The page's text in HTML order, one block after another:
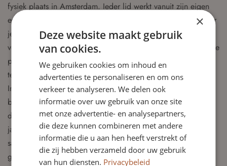
fysiek plaats in Amsterdam. Ieder lid werkt vanuit zijn eigen
expertise en houdt toezicht op het beleid. Daarnaast evalueer
je met elkaar het eigen functioneren. De benoeming tot lid is
voor 4 jaar met mogelijkheid tot verlenging van 2 aanvullende
periodes. Je ontvangt een vacatievergoeding. Om de doelen
te behalen, werken we integer met elkaar samen.
In de statuten is vastgelegd dat de Raad van Toezicht het
beleid van de Directeur | Bestuurder toetst, onder andere
door middel van de goedkeuring van de begroting en de
jaarcijfers. Beleidsvoornemens aangaande
samenwerkingsrelaties van enige omvang moeten ook de
goedkeuring door de Raad van Toezicht krijgen. Daarnaast
×
Deze website maakt gebruik
van cookies.
We gebruiken cookies om inhoud en
advertenties te personaliseren en om ons
verkeer te analyseren. We delen ook
informatie over uw gebruik van onze site
met onze advertentie- en analysepartners,
die deze kunnen combineren met andere
informatie die u aan hen heeft verstrekt of
die zij hebben verzameld door uw gebruik
van hun diensten. Privacybeleid